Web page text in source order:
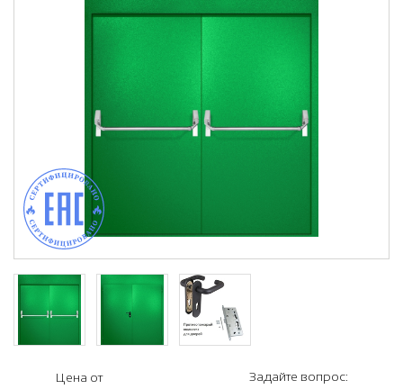
Цена от Задайте вопрос: